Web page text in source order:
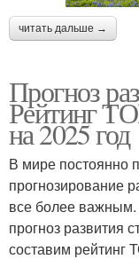
читать дальше →
Прогноз
Рейтинг
на 2025 год
В мире постоянно
прогнозирование
все более важным.
прогноз развития
составим рейтинг